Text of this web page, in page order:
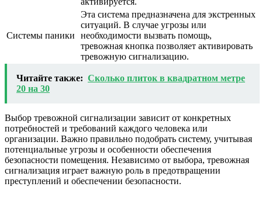
Системы паники
Эта система предназначена для экстренных
ситуаций. В случае угрозы или
необходимости вызвать помощь,
тревожная кнопка позволяет активировать
тревожную сигнализацию.
Читайте также: Сколько плиток в квадратном метре
20 на 30
Выбор тревожной сигнализации зависит от конкретных
потребностей и требований каждого человека или
организации. Важно правильно подобрать систему, учитывая
потенциальные угрозы и особенности обеспечения
безопасности помещения. Независимо от выбора, тревожная
сигнализация играет важную роль в предотвращении
преступлений и обеспечении безопасности.